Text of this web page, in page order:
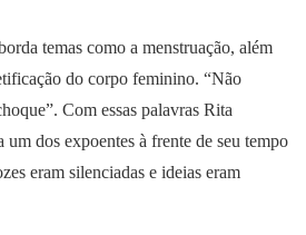
temas como a menstruação, além
do corpo feminino. “Não
Com essas palavras Rita
um dos expoentes à frente de seu tempo
eram silenciadas e ideias eram